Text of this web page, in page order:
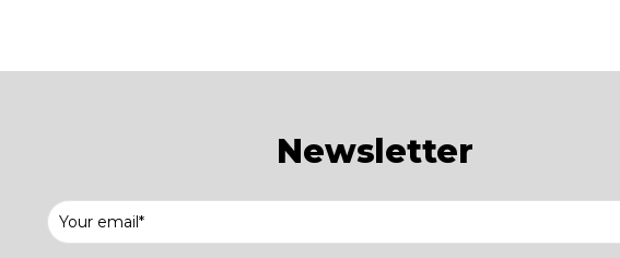
Newsletter